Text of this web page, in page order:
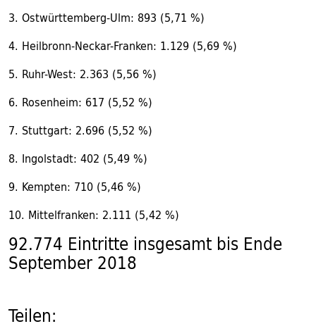
3. Ostwürttemberg-Ulm: 893 (5,71 %)
4. Heilbronn-Neckar-Franken: 1.129 (5,69 %)
5. Ruhr-West: 2.363 (5,56 %)
6. Rosenheim: 617 (5,52 %)
7. Stuttgart: 2.696 (5,52 %)
8. Ingolstadt: 402 (5,49 %)
9. Kempten: 710 (5,46 %)
10. Mittelfranken: 2.111 (5,42 %)
92.774 Eintritte insgesamt bis Ende
September 2018
Teilen: